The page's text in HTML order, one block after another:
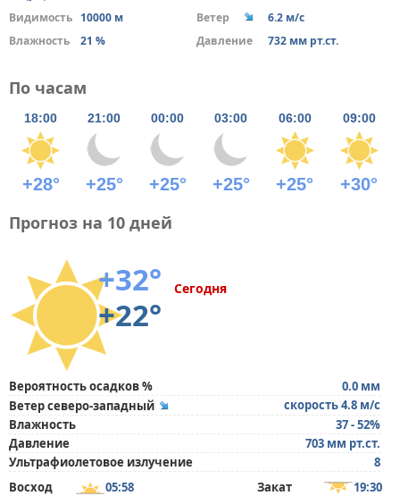
Видимость 10000 м Ветер
6.2 м/с
Влажность
21 % Давление 732 мм рт.ст.
По часам
18:00 21:00 00:00 03:00 06:00 09:00
+28° +25° +25° +25° +25° +30°
Прогноз на 10 дней
+32°
+22°
Сегодня
Вероятность осадков %
0.0 мм
Ветер северо-западный
скорость 4.8 м/с
Влажность
37 - 52%
Давление
703 мм рт.ст.
Ультрафиолетовое излучение
8
Восход
05:58 Закат 19:30